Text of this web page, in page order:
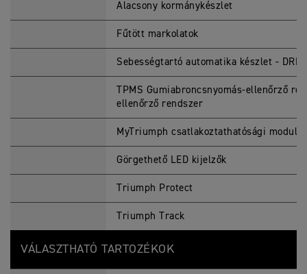
Alacsony kormánykészlet
Fűtött markolatok
Sebességtartó automatika készlet - DRL
TPMS Gumiabroncsnyomás-ellenőrző
ellenőrző rendszer
MyTriumph csatlakoztathatósági modul
Görgethető LED kijelzők
Triumph Protect ​
Triumph Track ​
VÁLASZTHATÓ TARTOZÉKOK